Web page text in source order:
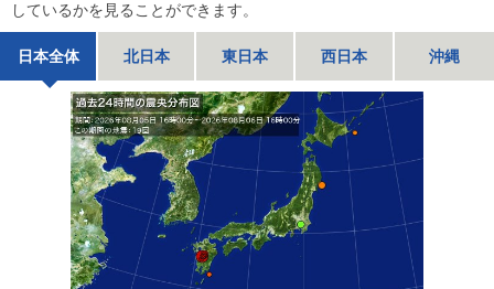
しているかを見ることができます。
日本全体 北日本 東日本 西日本 沖縄